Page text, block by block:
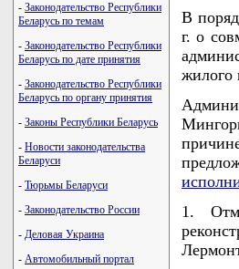
- Законодательство Республики
Беларусь по темам
- Законодательство Республики
Беларусь по дате принятия
- Законодательство Республики
Беларусь по органу принятия
- Законы Республики Беларусь
- Новости законодательства
Беларуси
- Тюрьмы Беларуси
- Законодательство России
- Деловая Украина
- Автомобильный портал
В
г. о
жилого
1.